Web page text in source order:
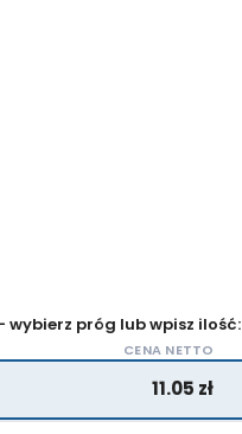
próg lub wpisz ilość:
CENA NETTO
11.05 zł